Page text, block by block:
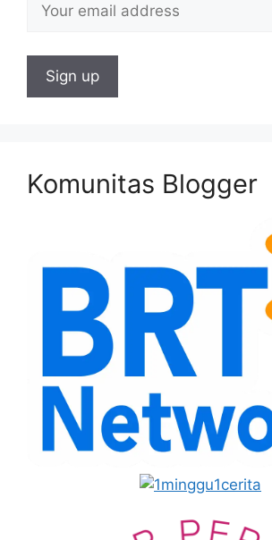
Komunitas Blogger